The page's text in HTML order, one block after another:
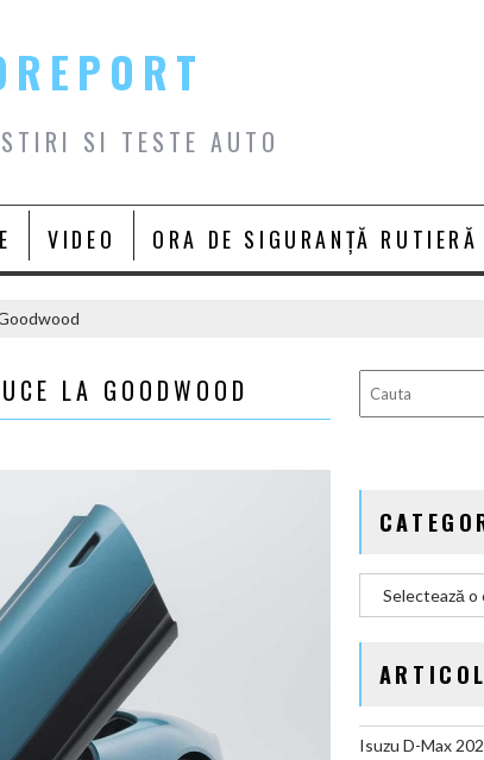
SI TESTE AUTO
VIDEO ORA DE SIGURANȚĂ RUTIERĂ
LA GOODWOOD
Isuzu D-Max